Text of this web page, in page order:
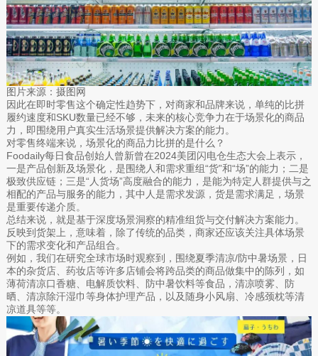
图片来源：摄图网
因此在即时零售这个确定性趋势下，对商家和品牌来说，单纯的比拼
履约速度和SKU数量已经不够，未来的核心竞争力在于场景化的商品
力，即围绕用户真实生活场景提供解决方案的能力。
对零售终端来说，场景化的商品力比拼的是什么？
Foodaily每日食品创始人曾新曾在2024美团闪电仓生态大会上表示，
一是产品创新及场景化，是围绕人和需求重组“货”和“场”的能力；二是
极致供应链；三是“人货场”高度融合的能力，是能为特定人群提供与之
相配的产品与服务的能力，其中人是需求发源，货是需求满足，场景
是重要传递介质。
总结来说，就是基于深度场景洞察的精准组货与交付解决方案能力。
反映到货架上，意味着，除了传统的品类，商家还应该关注具体场景
下的需求变化和产品组合。
例如，我们在研究全球市场时观察到，围绕夏季清凉/防中暑场景，日
本的杂货店、药妆店等许多店铺会将跨品类的商品做集中的陈列，如
薄荷清凉口香糖、电解质饮料、防中暑饮料等食品，清凉喷雾、防
晒、清凉除汗湿巾等身体护理产品，以及随身小风扇、冷感颈枕等清
凉道具等等。